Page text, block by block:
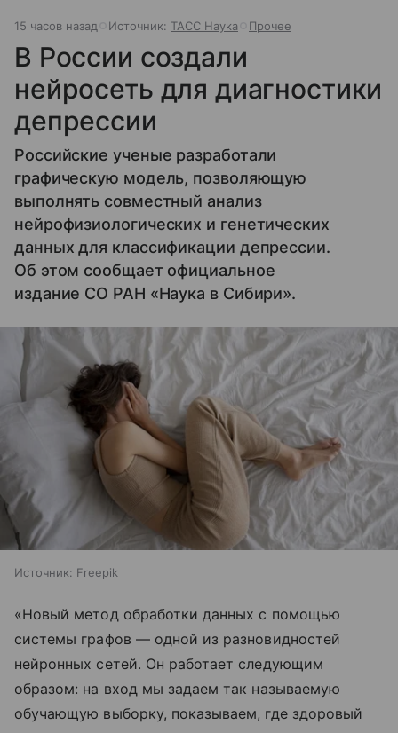
15 часов назад Источник: ТАСС Наука Прочее
В России создали
нейросеть для диагностики
депрессии
Российские ученые разработали
графическую модель, позволяющую
выполнять совместный анализ
нейрофизиологических и генетических
данных для классификации депрессии.
Об этом сообщает официальное
издание СО РАН «Наука в Сибири».
Источник: Freepik
«Новый метод обработки данных с помощью
системы графов — одной из разновидностей
нейронных сетей. Он работает следующим
образом: на вход мы задаем так называемую
обучающую выборку, показываем, где здоровый